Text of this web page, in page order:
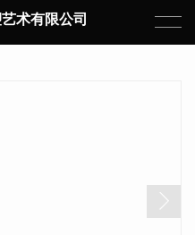
术有限公司